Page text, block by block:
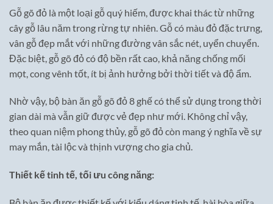
Gỗ gõ đỏ là một loại gỗ quý hiếm, được khai thác từ những
cây gỗ lâu năm trong rừng tự nhiên. Gỗ có màu đỏ đặc trưng,
vân gỗ đẹp mắt với những đường vân sắc nét, uyển chuyển.
Đặc biệt, gỗ gõ đỏ có độ bền rất cao, khả năng chống mối
mọt, cong vênh tốt, ít bị ảnh hưởng bởi thời tiết và độ ẩm.
Nhờ vậy, bộ bàn ăn gỗ gõ đỏ 8 ghế có thể sử dụng trong thời
gian dài mà vẫn giữ được vẻ đẹp như mới. Không chỉ vậy,
theo quan niệm phong thủy, gỗ gõ đỏ còn mang ý nghĩa về sự
may mắn, tài lộc và thịnh vượng cho gia chủ.
Thiết kế tinh tế, tối ưu công năng: